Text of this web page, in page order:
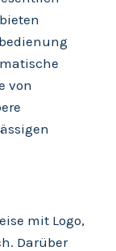
von
mit Logo,
Darüber